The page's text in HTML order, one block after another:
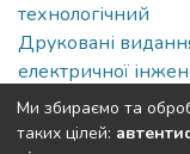
технологічний
Друковані
електричної
Full item page
Ми збираємо та
таких цілей: